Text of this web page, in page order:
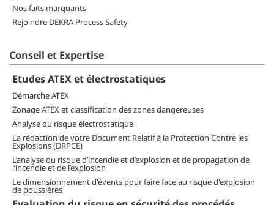
Nos faits marquants
Rejoindre DEKRA Process Safety
Conseil et Expertise
Etudes ATEX et électrostatiques
Démarche ATEX
Zonage ATEX et classification des zones dangereuses
Analyse du risque électrostatique
La rédaction de votre Document Relatif à la Protection Contre les
Explosions (DRPCE)
L’analyse du risque d’incendie et d’explosion et de propagation de
l’incendie et de l’explosion
Le dimensionnement d'évents pour faire face au risque d'explosion
de poussières